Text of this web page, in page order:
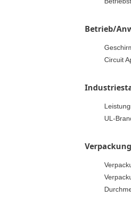
Betrieb/
Circuit
UL-